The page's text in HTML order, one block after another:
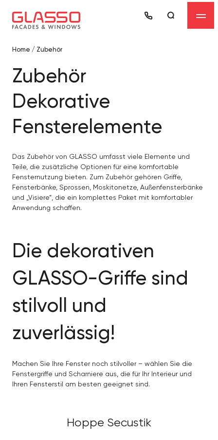
Home / Zubehör
Zubehör
Dekorative
Fensterelemente
Das Zubehör von GLASSO umfasst viele Elemente und
Teile, die zusätzliche Optionen für eine komfortable
Fensternutzung bieten. Zum Zubehör gehören Griffe,
Fensterbänke, Sprossen, Moskitonetze, Außenfensterbänke
und „Visiere“, die ein komplettes Paket mit komfortabler
Anwendung schaffen.
Die dekorativen
GLASSO-Griffe sind
stilvoll und
zuverlässig!
Machen Sie Ihre Fenster noch stilvoller – wählen Sie die
Fenstergriffe und Scharniere aus, die für Ihr Interieur und
Ihren Fensterstil am besten geeignet sind.
Hoppe Secustik